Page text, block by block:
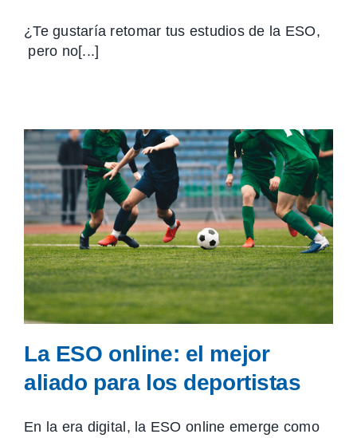
¿Te gustaría retomar tus estudios de la ESO,
pero no[...]
La ESO online: el mejor
aliado para los deportistas
En la era digital, la ESO online emerge como